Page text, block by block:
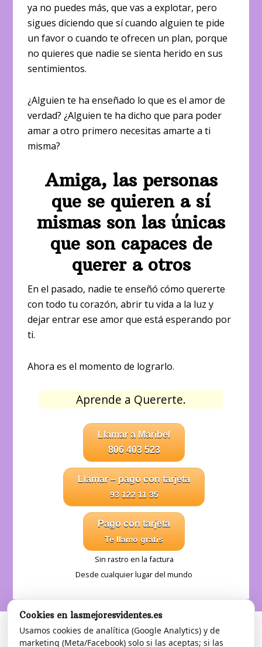
ya no puedes más, que vas a explotar, pero
sigues diciendo que sí cuando alguien te pide
un favor o cuando te ofrecen un plan, porque
no quieres que nadie se sienta herido en sus
sentimientos.
¿Alguien te ha enseñado lo que es el amor de
verdad? ¿Alguien te ha dicho que para poder
amar a otro primero necesitas amarte a ti
misma?
Amiga, las personas
que se quieren a sí
mismas son las únicas
que son capaces de
querer a otros
En el pasado, nadie te enseñó cómo quererte
con todo tu corazón, abrir tu vida a la luz y
dejar entrar ese amor que está esperando por
ti.
Ahora es el momento de lograrlo.
Aprende a Quererte.
Llamar a Maribel
806 403 523
Llamar – pago con tarjeta
93 122 11 35
Pago con tarjeta
Te llamo gratis
Sin rastro en la factura
Desde cualquier lugar del mundo
Cookies en lasmejoresvidentes.es
Usamos cookies de analítica (Google Analytics) y de
marketing (Meta/Facebook) solo si las aceptas; si las